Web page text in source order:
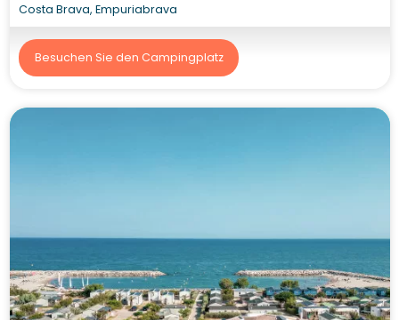
Costa Brava, Empuriabrava
Besuchen Sie den Campingplatz